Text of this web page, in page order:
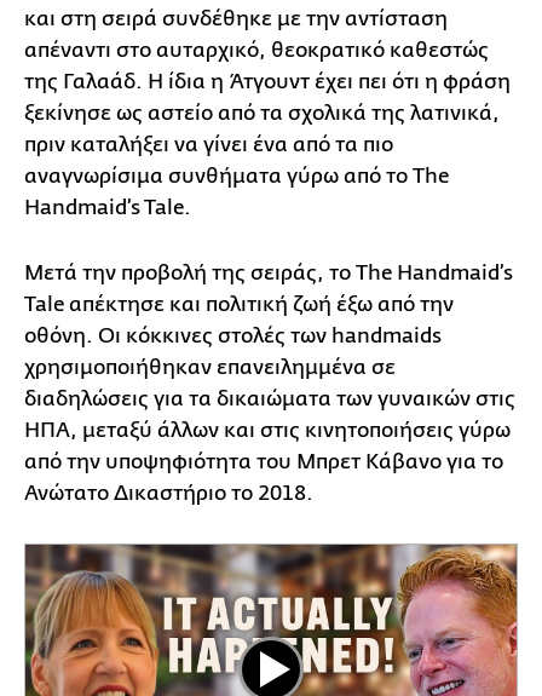
και στη σειρά συνδέθηκε με την αντίσταση
απέναντι στο αυταρχικό, θεοκρατικό καθεστώς
της Γαλαάδ. Η ίδια η Άτγουντ έχει πει ότι η φράση
ξεκίνησε ως αστείο από τα σχολικά της λατινικά,
πριν καταλήξει να γίνει ένα από τα πιο
αναγνωρίσιμα συνθήματα γύρω από το The
Handmaid’s Tale.
Μετά την προβολή της σειράς, το The Handmaid’s
Tale απέκτησε και πολιτική ζωή έξω από την
οθόνη. Οι κόκκινες στολές των handmaids
χρησιμοποιήθηκαν επανειλημμένα σε
διαδηλώσεις για τα δικαιώματα των γυναικών στις
ΗΠΑ, μεταξύ άλλων και στις κινητοποιήσεις γύρω
από την υποψηφιότητα του Μπρετ Κάβανο για το
Ανώτατο Δικαστήριο το 2018.
Play